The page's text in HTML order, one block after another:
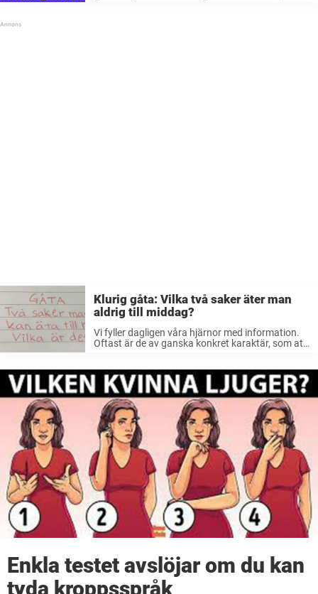
Klurig gåta: Vilka två saker äter man
aldrig till middag?
Vi fyller dagligen våra hjärnor med information.
Oftast är de av ganska konkret karaktär, som att
Enkla testet avslöjar om du kan
tyda kroppsspråk